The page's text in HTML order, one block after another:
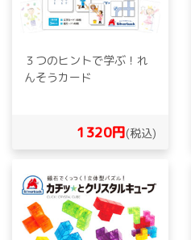
３つのヒントで学ぶ！れ
んそうカード
1320円(税込)